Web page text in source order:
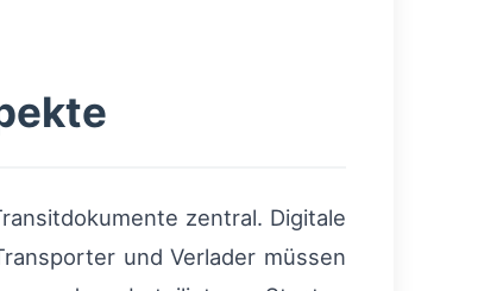
zentral. Digitale
und Verlader müssen